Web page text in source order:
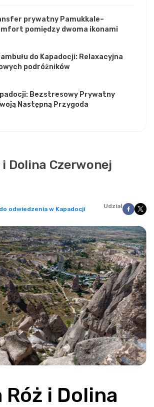
i Dolina Czerwonej
odwiedzenia w Kapadocji Udział
prywatny Pamukkale–
pomiędzy dwoma ikonami
do Kapadocji: Relaxacyjna
podróżników
Bezstresowy Prywatny
Następną Przygoda